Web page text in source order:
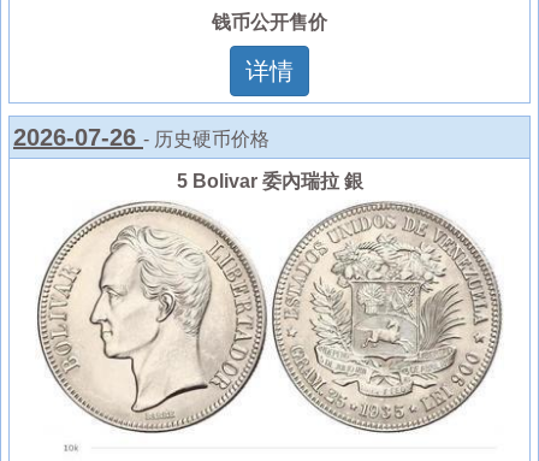
钱币公开售价
详情
2026-07-26 - 历史硬币价格
5 Bolivar 委內瑞拉 銀